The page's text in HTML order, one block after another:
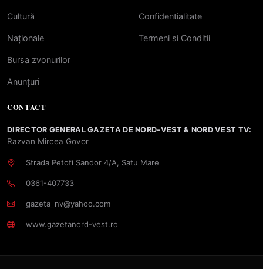
Cultură
Naționale
Bursa zvonurilor
Anunțuri
Confidentialitate
Termeni si Conditii
CONTACT
DIRECTOR GENERAL GAZETA DE NORD-VEST & NORD VEST TV:
Razvan Mircea Govor
Strada Petofi Sandor 4/A, Satu Mare
0361-407733
gazeta_nv@yahoo.com
www.gazetanord-vest.ro